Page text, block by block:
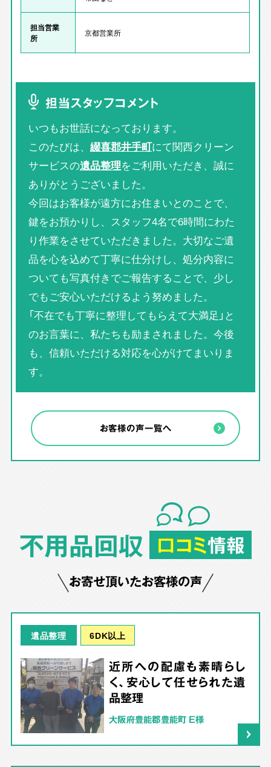
担当営業
所
京都営業所
担当スタッフコメント
いつもお世話になっております。
このたびは、 綴喜郡井手町にて関西クリーン
サービスの遺品整理をご利用いただき、誠に
ありがとうございました。
今回はお客様が遠方にお住まいとのことで、
鍵をお預かりし、スタッフ4名で6時間にわた
り作業をさせていただきました。大切なご遺
品を心を込めて丁寧に仕分けし、処分内容に
ついても写真付きでご報告することで、少し
でもご安心いただけるよう努めました。
「不在でも丁寧に整理してもらえて大満足」と
のお言葉に、私たちも励まされました。今後
も、信頼いただける対応を心がけてまいりま
す。
お客様の声一覧へ
不用品回収 口コミ情報
お寄せ頂いたお客様の声
遺品整理 6DK以上
近所への配慮も素晴らし
く、安心して任せられた遺
品整理
大阪府豊能郡豊能町 E様